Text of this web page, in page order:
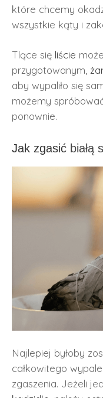
które chcemy
wszystkie kąty i
Tlące się liście
przygotowanym,
aby wypaliło się
możemy
ponownie.
Jak zgasić białą
Najlepiej byłoby
całkowitego
zgaszenia. Jeżeli